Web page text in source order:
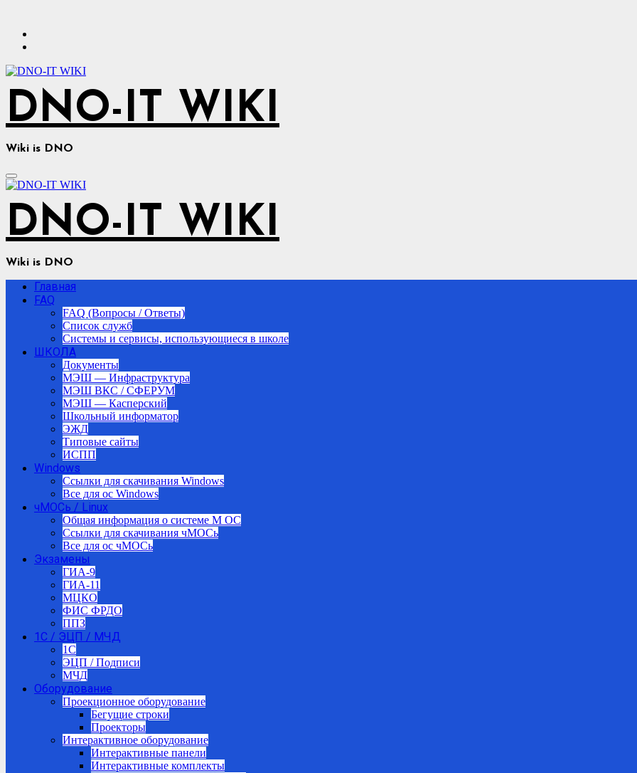
содержимому
DNO-IT WIKI
Wiki is DNO
DNO-IT WIKI
Wiki is DNO
Главная
FAQ
FAQ (Вопросы / Ответы)
Список служб
Системы и сервисы, использующиеся в школе
ШКОЛА
Документы
МЭШ — Инфраструктура
МЭШ ВКС / СФЕРУМ
МЭШ — Касперский
Школьный информатор
ЭЖД
Типовые сайты
ИСПП
Windows
Ссылки для скачивания Windows
Все для ос Windows
чМОСь / Linux
Общая информация о системе М ОС
Ссылки для скачивания чМОСь
Все для ос чМОСь
Экзамены
ГИА-9
ГИА-11
МЦКО
ФИС ФРДО
ППЗ
1С / ЭЦП / МЧД
1C
ЭЦП / Подписи
МЧД
Оборудование
Проекционное оборудование
Бегущие строки
Проекторы
Интерактивное оборудование
Интерактивные панели
Интерактивные комплекты